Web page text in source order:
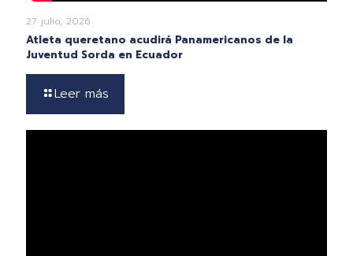
27 julio, 2026
Atleta queretano acudirá Panamericanos de la
Juventud Sorda en Ecuador
Leer más